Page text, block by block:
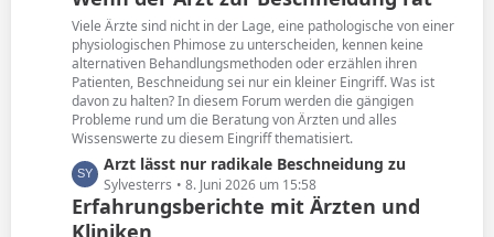
z
t
e
B
e
i
r
ä
g
Viele Ärzte sind nicht in der Lage, eine pathologische von einer
physiologischen Phimose zu unterscheiden, kennen keine
alternativen Behandlungsmethoden oder erzählen ihren
Patienten, Beschneidung sei nur ein kleiner Eingriff. Was ist
davon zu halten? In diesem Forum werden die gängigen
Probleme rund um die Beratung von Ärzten und alles
Wissenswerte zu diesem Eingriff thematisiert.
L
e
t
z
Arzt lässt nur radikale Beschneidung zu
Sylvesterrs 8. Juni 2026 um 15:58
Erfahrungsberichte mit Ärzten und
Kliniken